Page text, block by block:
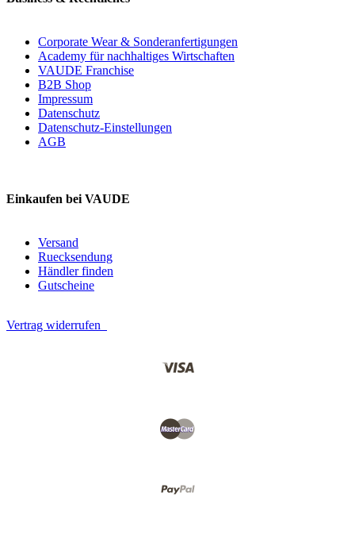
Corporate Wear & Sonderanfertigungen
Academy für nachhaltiges Wirtschaften
VAUDE Franchise
B2B Shop
Impressum
Datenschutz
Datenschutz-Einstellungen
AGB
Einkaufen bei VAUDE
Versand
Ruecksendung
Händler finden
Gutscheine
Vertrag widerrufen